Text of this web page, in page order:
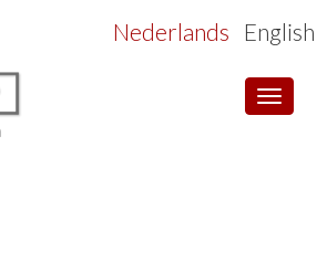
Toggle
Nederlands English